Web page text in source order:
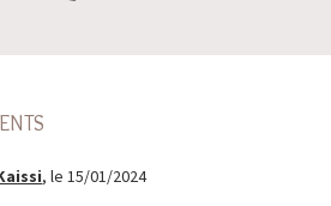
, le 15/01/2024